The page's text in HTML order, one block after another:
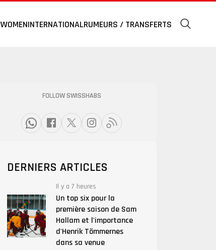
WOMENINTERNATIONALRUMEURS / TRANSFERTS
FOLLOW SWISSHABS
DERNIERS ARTICLES
Il y a 7 heures
Un top six pour la
première saison de Sam
Hallam et l'importance
d'Henrik Tömmernes
dans sa venue